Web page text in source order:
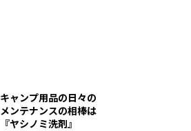
キャンプ用品の日々の
メンテナンスの相棒は
『ヤシノミ洗剤』